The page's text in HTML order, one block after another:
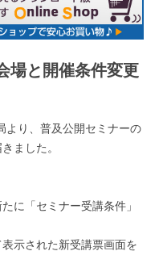
場と開催条件変更
より、普及公開セミナーの
ました。
に「セミナー受講条件」
示された新受講票画面を